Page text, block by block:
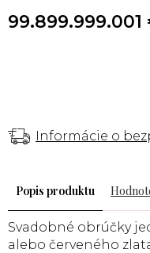
Informácie o
99.899.999.001
Popis
Svadobné obrúčky
alebo červeného